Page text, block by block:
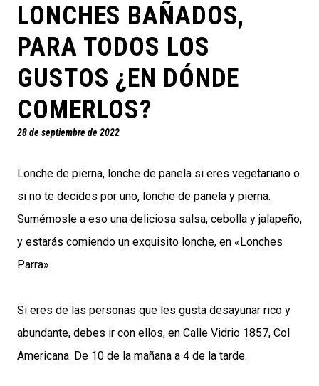
LONCHES BAÑADOS,
PARA TODOS LOS
GUSTOS ¿EN DÓNDE
COMERLOS?
28 de septiembre de 2022
Lonche de pierna, lonche de panela si eres vegetariano o
si no te decides por uno, lonche de panela y pierna.
Sumémosle a eso una deliciosa salsa, cebolla y jalapeño,
y estarás comiendo un exquisito lonche, en «Lonches
Parra».
Si eres de las personas que les gusta desayunar rico y
abundante, debes ir con ellos, en Calle Vidrio 1857, Col
Americana. De 10 de la mañana a 4 de la tarde.